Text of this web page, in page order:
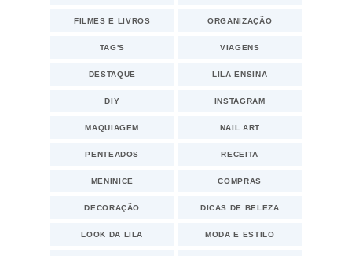
FILMES E LIVROS ORGANIZAÇÃO
TAG'S VIAGENS
DESTAQUE LILA ENSINA
DIY INSTAGRAM
MAQUIAGEM NAIL ART
PENTEADOS RECEITA
MENINICE COMPRAS
DECORAÇÃO DICAS DE BELEZA
LOOK DA LILA MODA E ESTILO